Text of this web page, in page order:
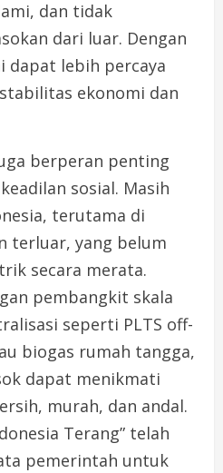
dan tidak
dari luar. Dengan
dapat lebih percaya
ekonomi dan
berperan penting
sosial. Masih
terutama di
terluar, yang belum
secara merata.
pembangkit skala
seperti PLTS off-
biogas rumah tangga,
dapat menikmati
murah, dan andal.
Terang” telah
pemerintah untuk